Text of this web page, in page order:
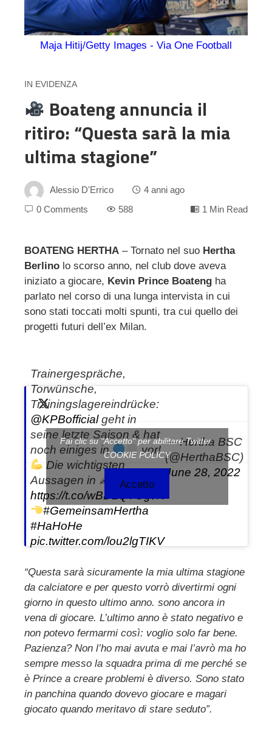
Maja Hitij/Getty Images - Via One Football
IN EVIDENZA
Boateng annuncia il
ritiro: “Questa sarà la mia
ultima stagione”
Alessio D'Errico
4 anni ago
0 Comments
588 1 Min Read
BOATENG HERTHA – Tornato nel suo Hertha
Berlino lo scorso anno, nel club dove aveva
iniziato a giocare, Kevin Prince Boateng ha
parlato nel corso di una lunga intervista in cui
sono stati toccati molti spunti, tra cui quello dei
progetti futuri dell’ex Milan.
Trainergespräche,
Torwünsche,
Trainingslagereindrücke:
@KPBofficialgeht in
seine letzte Saison & hat
noch einiges in
vor!
Die wichtigsten
Aussagen in ✍
und
:
https://t.co/wBDLQTGgvN
#GemeinsamHertha
#HaHoHe
pic.twitter.com/lou2lgTIKV
— Hertha BSC
(@HerthaBSC)
June 28, 2022
Fai clic su "Accetto" per abilitare Twitter
COOKIE POLICY
Accetto
“Questa sarà sicuramente la mia ultima stagione
da calciatore e per questo vorrò divertirmi ogni
giorno in questo ultimo anno. sono ancora in
vena di giocare. L’ultimo anno è stato negativo e
non potevo fermarmi così: voglio solo far bene.
Pazienza? Non l’ho mai avuta e mai l’avrò ma ho
sempre messo la squadra prima di me perché se
è Prince a creare problemi è diverso. Sono stato
in panchina quando dovevo giocare e magari
giocato quando meritavo di stare seduto”.